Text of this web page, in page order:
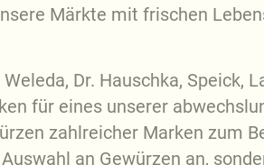
Märkte mit frischen
Dr. Hauschka, Speick,
für eines unserer
zahlreicher Marken zum
an Gewürzen an,